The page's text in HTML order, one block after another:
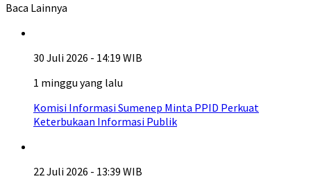
Baca Lainnya
30 Juli 2026 - 14:19 WIB
1 minggu yang lalu
Komisi Informasi Sumenep Minta PPID Perkuat
Keterbukaan Informasi Publik
22 Juli 2026 - 13:39 WIB